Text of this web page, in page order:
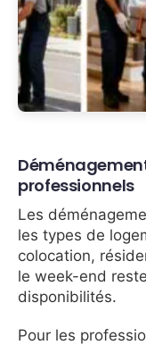
professionnels
Les
les types de
colocation,
le week-end
disponibilités.
Pour les